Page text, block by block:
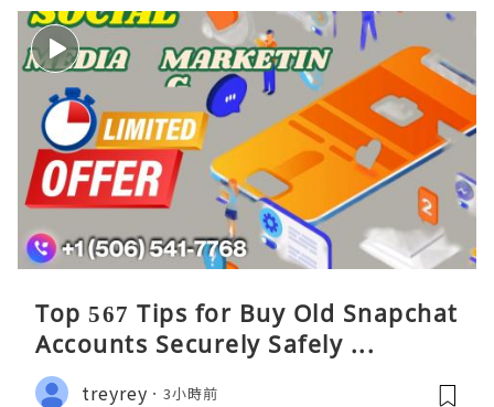
Top 567 Tips for Buy Old Snapchat
Accounts Securely Safely ...
treyrey 3小時前